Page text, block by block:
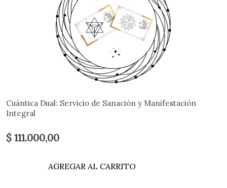
Cuántica Dual: Servicio de Sanación y Manifestación
Integral
$ 111.000,00
AGREGAR AL CARRITO